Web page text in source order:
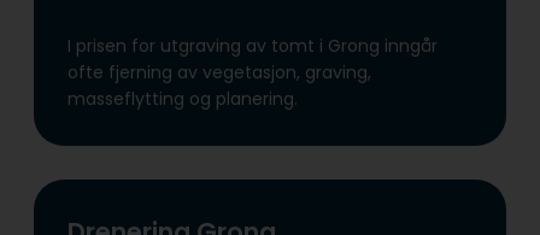
I prisen for utgraving av tomt i Grong inngår
ofte fjerning av vegetasjon, graving,
masseflytting og planering.